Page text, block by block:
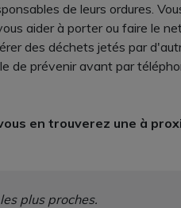
de leurs ordures.
aider à porter ou faire le
des déchets jetés par
de prévenir avant par
en trouverez une à
plus proches.